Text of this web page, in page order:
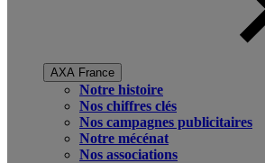
AXA France
Notre histoire
Nos chiffres clés
Nos campagnes publicitaires
Notre mécénat
Nos associations